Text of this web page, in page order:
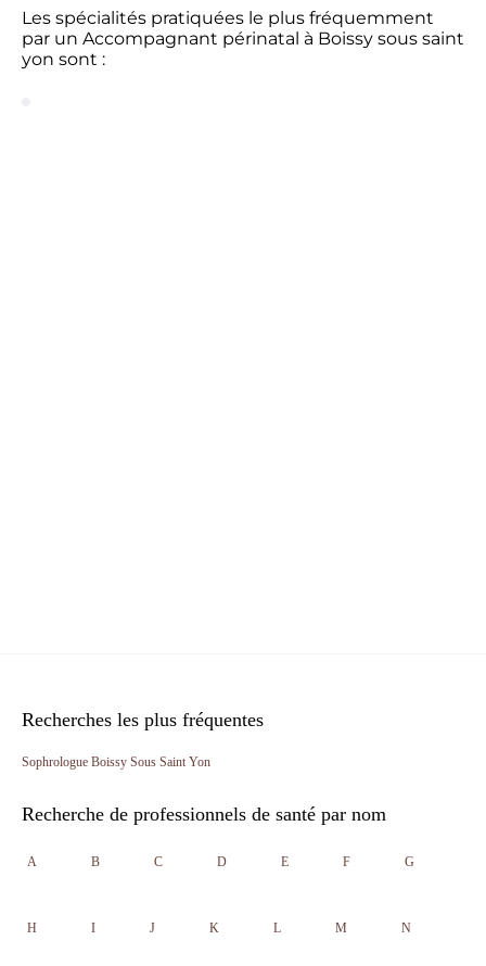
Les spécialités pratiquées le plus fréquemment
par un Accompagnant périnatal à Boissy sous saint
yon sont :
Recherches les plus fréquentes
Sophrologue Boissy Sous Saint Yon
Recherche de professionnels de santé par nom
A B C D E F G
H I J K L M N